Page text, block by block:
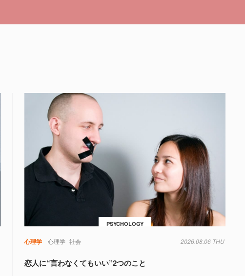
PSYCHOLOGY
心理学 心理学 社会 2026.08.06 THU
恋人に“言わなくてもいい”2つのこと